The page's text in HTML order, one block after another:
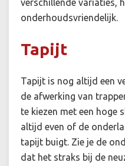
verschillende variaties,
onderhoudsvriendelijk.
Tapijt
Tapijt is nog altijd een
de afwerking van
te kiezen met een hoge
altijd even of de
tapijt buigt. Zie je de
dat het straks bij de